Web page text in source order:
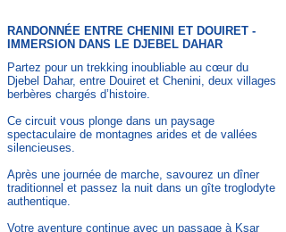
RANDONNÉE ENTRE CHENINI ET DOUIRET -
IMMERSION DANS LE DJEBEL DAHAR
Partez pour un trekking inoubliable au cœur du
Djebel Dahar, entre Douiret et Chenini, deux villages
berbères chargés d’histoire.
Ce circuit vous plonge dans un paysage
spectaculaire de montagnes arides et de vallées
silencieuses.
Après une journée de marche, savourez un dîner
traditionnel et passez la nuit dans un gîte troglodyte
authentique.
Votre aventure continue avec un passage à Ksar